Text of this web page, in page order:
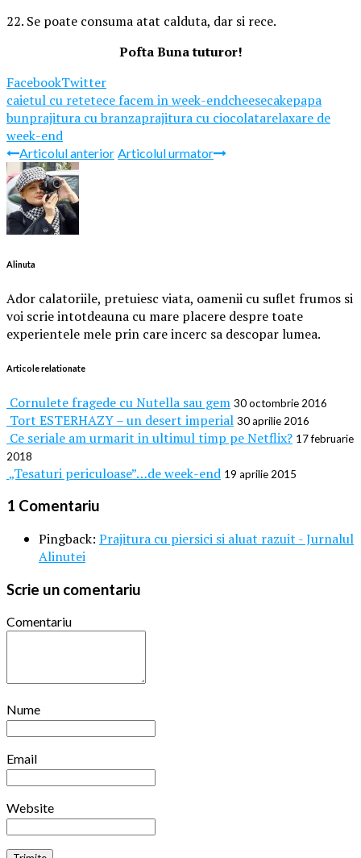
22. Se poate consuma atat calduta, dar si rece.
Pofta Buna tuturor!
FacebookTwitter
caietul cu retetece facem in week-endcheesecakepapa
bunprajitura cu branzaprajitura cu ciocolatarelaxare de
week-end
Articolul anterior Articolul urmator
Alinuta
Ador calatoriile, pretuiesc viata, oamenii cu suflet frumos si
voi scrie intotdeauna cu mare placere despre toate
experientele mele prin care incerc sa descopar lumea.
Articole relationate
Cornulete fragede cu Nutella sau gem 30 octombrie 2016
Tort ESTERHAZY – un desert imperial 30 aprilie 2016
Ce seriale am urmarit in ultimul timp pe Netflix? 17 februarie
2018
„Tesaturi periculoase”…de week-end 19 aprilie 2015
1 Comentariu
Pingback: Prajitura cu piersici si aluat razuit - Jurnalul
Alinutei
Scrie un comentariu
Comentariu
Nume
Email
Website